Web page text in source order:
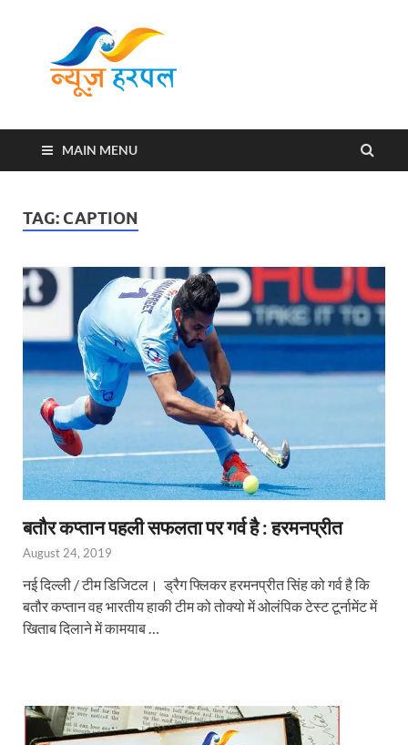
MAIN MENU
TAG: CAPTION
बतौर कप्तान पहली सफलता पर गर्व है : हरमनप्रीत
August 24, 2019
नई दिल्ली / टीम डिजिटल। ड्रैग फ्लिकर हरमनप्रीत सिंह को गर्व है कि
बतौर कप्तान वह भारतीय हाकी टीम को तोक्यो में ओलंपिक टेस्ट टूर्नामेंट में
खिताब दिलाने में कामयाब …